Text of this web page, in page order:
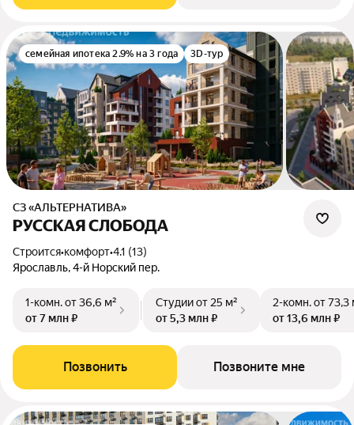
семейная ипотека 2.9% на 3 года 3D-тур
СЗ «АЛЬТЕРНАТИВА»
РУССКАЯ СЛОБОДА
Строится•комфорт•4.1 (13)
Ярославль, 4-й Норский пер.
1-комн.от 36,6 м²
от 7 млн ₽
Студииот 25 м²
от 5,3 млн ₽
2-комн.от 73,3
от 13,6 млн ₽
Позвонить Позвоните мне